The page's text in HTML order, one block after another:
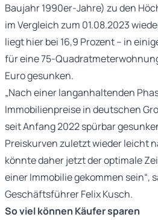
Baujahr 1990er-Jahre) zu den
im Vergleich zum 01.08.2023
liegt hier bei 16,9 Prozent – in
für eine 75-
Euro gesunken.
„Nach einer langanhaltenden
Immobilienpreise in deutschen
seit Anfang 2022 spürbar
Preiskurven zuletzt wieder leicht
könnte daher jetzt der optimale
einer Immobilie gekommen sein“,
Geschäftsführer Felix Kusch.
So viel können Käufer sparen